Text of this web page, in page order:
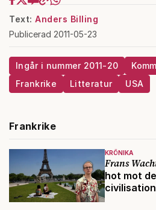
Text: Anders Billing
Publicerad 2011-05-23
Ingår i nummer 2011-20
Frankrike
Litteratur USA
Frankrike
KRÖNIKA
Frans
hot mot